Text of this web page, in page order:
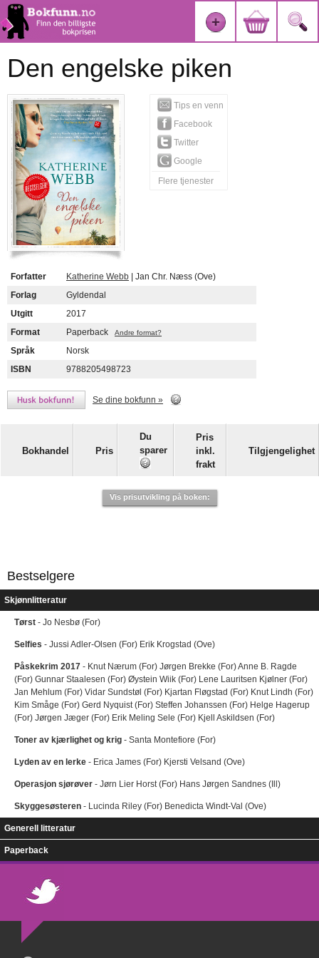
Den engelske piken
Tips en venn
Facebook
Twitter
Google
Flere tjenester
Forfatter Katherine Webb | Jan Chr. Næss (Ove)
Forlag
Gyldendal
Utgitt
2017
Format
Paperback Andre format?
Språk
Norsk
ISBN
9788205498723
Se dine bokfunn »
Bokhandel Pris
Du
sparer
Pris
inkl.
frakt
Tilgjengelighet
Vis prisutvikling på boken:
Bestselgere
Skjønnlitteratur
Tørst - Jo Nesbø (For)
Selfies - Jussi Adler-Olsen (For) Erik Krogstad (Ove)
Påskekrim 2017 - Knut Nærum (For) Jørgen Brekke (For) Anne B. Ragde
(For) Gunnar Staalesen (For) Øystein Wiik (For) Lene Lauritsen Kjølner (For)
Jan Mehlum (For) Vidar Sundstøl (For) Kjartan Fløgstad (For) Knut Lindh (For)
Kim Småge (For) Gerd Nyquist (For) Steffen Johanssen (For) Helge Hagerup
(For) Jørgen Jæger (For) Erik Meling Sele (For) Kjell Askildsen (For)
Toner av kjærlighet og krig - Santa Montefiore (For)
Lyden av en lerke - Erica James (For) Kjersti Velsand (Ove)
Operasjon sjørøver - Jørn Lier Horst (For) Hans Jørgen Sandnes (Ill)
Skyggesøsteren - Lucinda Riley (For) Benedicta Windt-Val (Ove)
Generell litteratur
Paperback